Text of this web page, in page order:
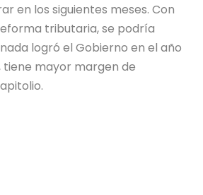
en los siguientes meses. Con
tributaria, se podría
logró el Gobierno en el año
tiene mayor margen de